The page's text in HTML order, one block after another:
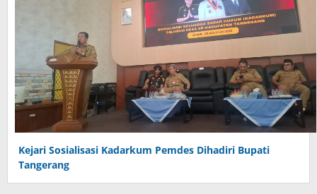
Kejari Sosialisasi Kadarkum Pemdes Dihadiri Bupati
Tangerang